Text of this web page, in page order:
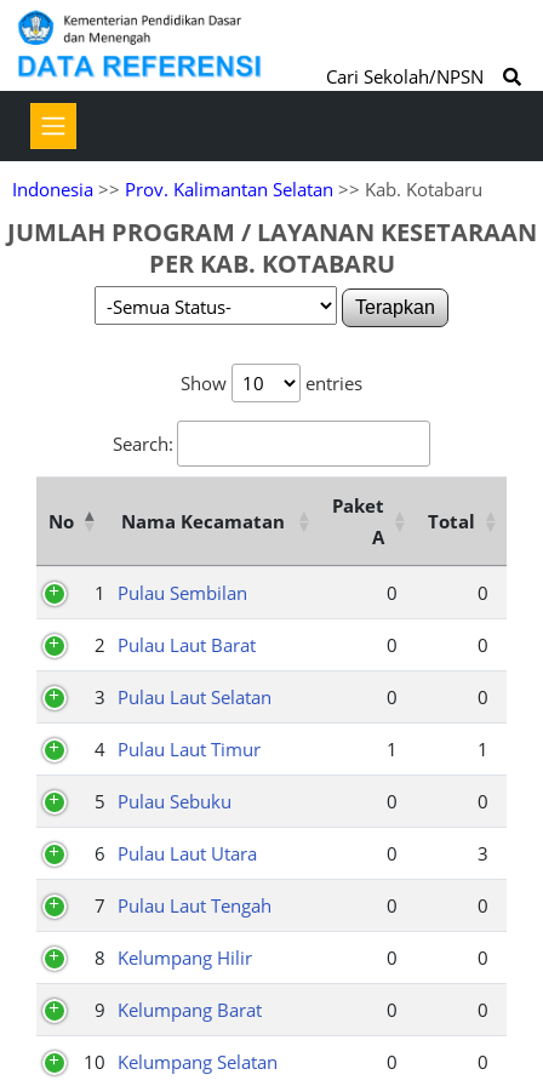
Cari Sekolah/NPSN
Indonesia >> Prov. Kalimantan Selatan >> Kab. Kotabaru
JUMLAH PROGRAM / LAYANAN KESETARAAN
PER KAB. KOTABARU
Terapkan
Show entries
Search:
No Nama Kecamatan
Paket
A
Total
1 Pulau Sembilan 0 0
2 Pulau Laut Barat 0 0
3 Pulau Laut Selatan 0 0
4 Pulau Laut Timur 1 1
5 Pulau Sebuku 0 0
6 Pulau Laut Utara 0 3
7 Pulau Laut Tengah 0 0
8 Kelumpang Hilir 0 0
9 Kelumpang Barat 0 0
10 Kelumpang Selatan 0 0